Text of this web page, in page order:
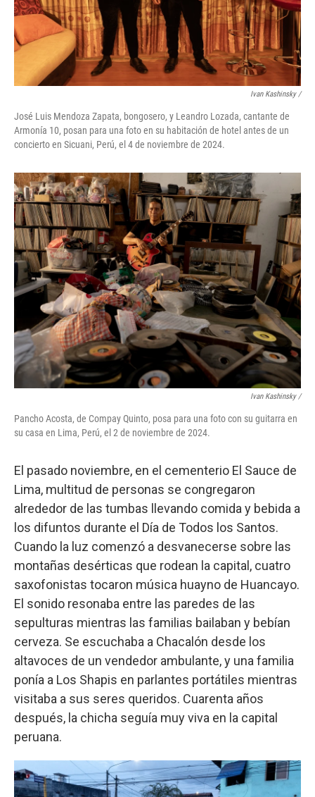
Ivan Kashinsky/
José Luis Mendoza Zapata, bongosero, y Leandro Lozada, cantante de
Armonía 10, posan para una foto en su habitación de hotel antes de un
concierto en Sicuani, Perú, el 4 de noviembre de 2024.
Ivan Kashinsky/
Pancho Acosta, de Compay Quinto, posa para una foto con su guitarra en
su casa en Lima, Perú, el 2 de noviembre de 2024.
El pasado noviembre, en el cementerio El Sauce de
Lima, multitud de personas se congregaron
alrededor de las tumbas llevando comida y bebida a
los difuntos durante el Día de Todos los Santos.
Cuando la luz comenzó a desvanecerse sobre las
montañas desérticas que rodean la capital, cuatro
saxofonistas tocaron música huayno de Huancayo.
El sonido resonaba entre las paredes de las
sepulturas mientras las familias bailaban y bebían
cerveza. Se escuchaba a Chacalón desde los
altavoces de un vendedor ambulante, y una familia
ponía a Los Shapis en parlantes portátiles mientras
visitaba a sus seres queridos. Cuarenta años
después, la chicha seguía muy viva en la capital
peruana.